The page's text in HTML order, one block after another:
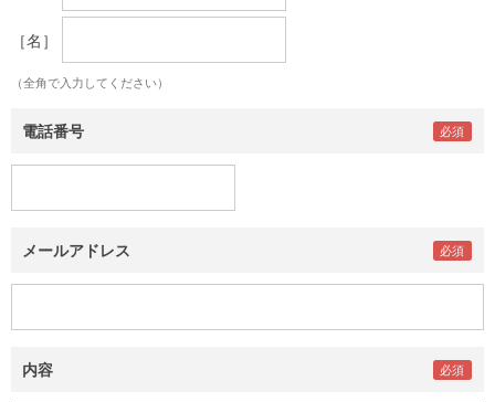
［名］
（全角で入力してください）
電話番号
メールアドレス
内容